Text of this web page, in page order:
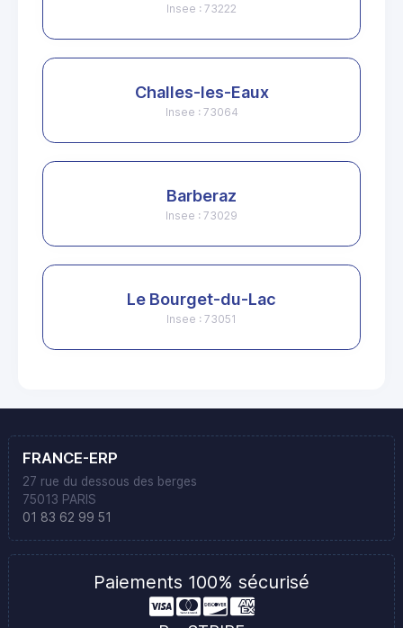
Insee : 73222
Challes-les-Eaux
Insee : 73064
Barberaz
Insee : 73029
Le Bourget-du-Lac
Insee : 73051
FRANCE-ERP
27 rue du dessous des berges
75013 PARIS
01 83 62 99 51
Paiements 100% sécurisé